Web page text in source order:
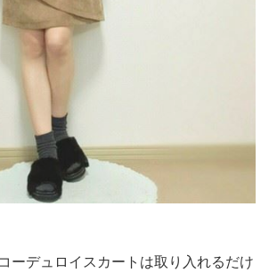
ーデュロイスカートは取り入れるだけ